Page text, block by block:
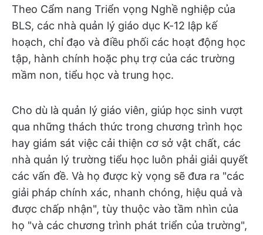
Theo Cẩm nang Triển vọng Nghề nghiệp của
BLS, các nhà quản lý giáo dục K-12 lập kế
hoạch, chỉ đạo và điều phối các hoạt động học
tập, hành chính hoặc phụ trợ của các trường
mầm non, tiểu học và trung học.
Cho dù là quản lý giáo viên, giúp học sinh vượt
qua những thách thức trong chương trình học
hay giám sát việc cải thiện cơ sở vật chất, các
nhà quản lý trường tiểu học luôn phải giải quyết
các vấn đề. Và họ được kỳ vọng sẽ đưa ra "các
giải pháp chính xác, nhanh chóng, hiệu quả và
được chấp nhận", tùy thuộc vào tầm nhìn của
họ "và các chương trình phát triển của trường",